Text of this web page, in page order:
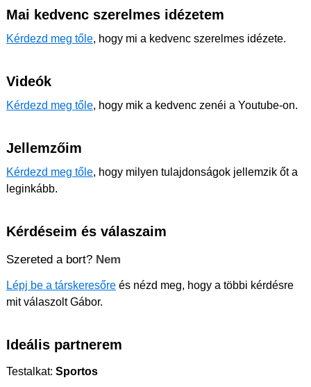
Mai kedvenc szerelmes idézetem
Kérdezd meg tőle, hogy mi a kedvenc szerelmes idézete.
Videók
Kérdezd meg tőle, hogy mik a kedvenc zenéi a Youtube-on.
Jellemzőim
Kérdezd meg tőle, hogy milyen tulajdonságok jellemzik őt a
leginkább.
Kérdéseim és válaszaim
Szereted a bort? Nem
Lépj be a társkeresőre és nézd meg, hogy a többi kérdésre
mit válaszolt Gábor.
Ideális partnerem
Testalkat: Sportos